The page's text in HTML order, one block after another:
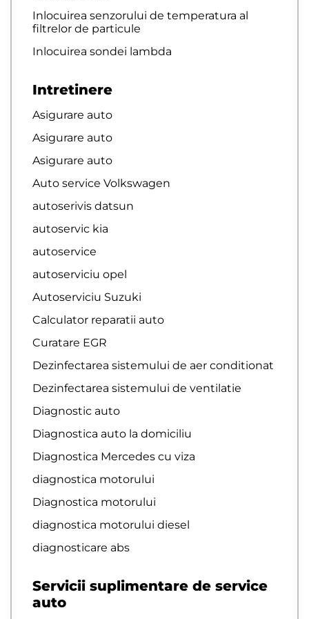
Inlocuirea senzorului de temperatura al
filtrelor de particule
Inlocuirea sondei lambda
Intretinere
Asigurare auto
Asigurare auto
Asigurare auto
Auto service Volkswagen
autoserivis datsun
autoservic kia
autoservice
autoserviciu opel
Autoserviciu Suzuki
Calculator reparatii auto
Curatare EGR
Dezinfectarea sistemului de aer conditionat
Dezinfectarea sistemului de ventilatie
Diagnostic auto
Diagnostica auto la domiciliu
Diagnostica Mercedes cu viza
diagnostica motorului
Diagnostica motorului
diagnostica motorului diesel
diagnosticare abs
Servicii suplimentare de service
auto